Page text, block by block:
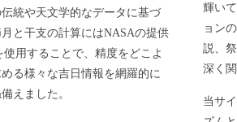
統や天文学的なデータに基づ
と干支の計算にはNASAの提供
用することで、精度をどこよ
る様々な吉日情報を網羅的に
えました。
輝い
ョン
説、
深く
当サ